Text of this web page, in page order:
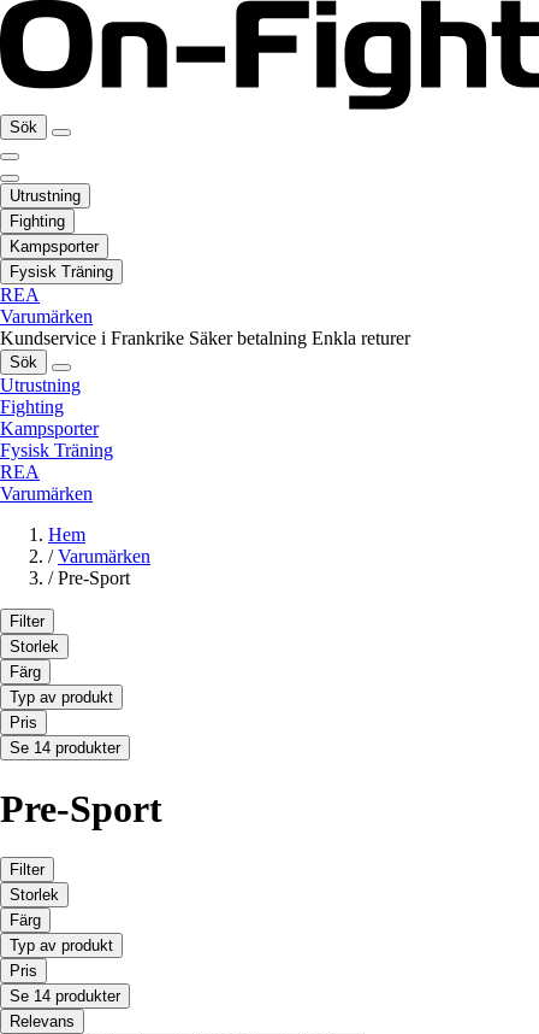
Sök
Utrustning
Fighting
Kampsporter
Fysisk Träning
REA
Varumärken
Kundservice i Frankrike Säker betalning Enkla returer
Sök
Utrustning
Fighting
Kampsporter
Fysisk Träning
REA
Varumärken
Hem
/ Varumärken
/ Pre-Sport
Filter
Storlek
Färg
Typ av produkt
Pris
Se 14 produkter
Pre-Sport
Filter
Storlek
Färg
Typ av produkt
Pris
Se 14 produkter
Relevans